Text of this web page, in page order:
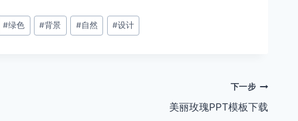
#绿色 #背景 #自然 #设计
下一步
美丽玫瑰PPT模板下载